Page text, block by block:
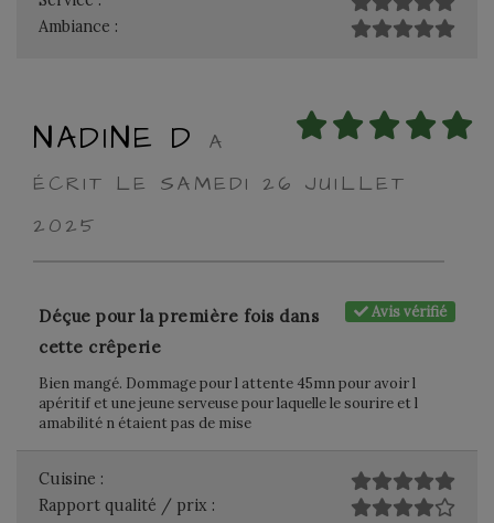
Ambiance :
NADINE D
A
ÉCRIT LE SAMEDI 26 JUILLET
2025
Avis vérifié
Déçue pour la première fois dans
cette crêperie
Bien mangé. Dommage pour l attente 45mn pour avoir l
apéritif et une jeune serveuse pour laquelle le sourire et l
amabilité n étaient pas de mise
Cuisine :
Rapport qualité / prix :